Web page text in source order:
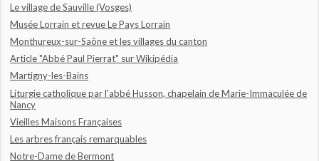
Le village de Sauville (Vosges)
Musée Lorrain et revue Le Pays Lorrain
Monthureux-sur-Saône et les villages du canton
Article "Abbé Paul Pierrat" sur Wikipédia
Martigny-les-Bains
Liturgie catholique par l'abbé Husson, chapelain de Marie-Immaculée de
Nancy
Vieilles Maisons Françaises
Les arbres français remarquables
Notre-Dame de Bermont